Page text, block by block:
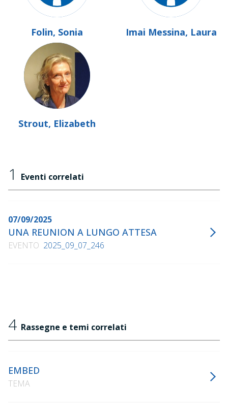
Folin, Sonia Imai Messina, Laura
Strout, Elizabeth
1 Eventi correlati
07/09/2025
UNA REUNION A LUNGO ATTESA
EVENTO 2025_09_07_246
4 Rassegne e temi correlati
EMBED
TEMA